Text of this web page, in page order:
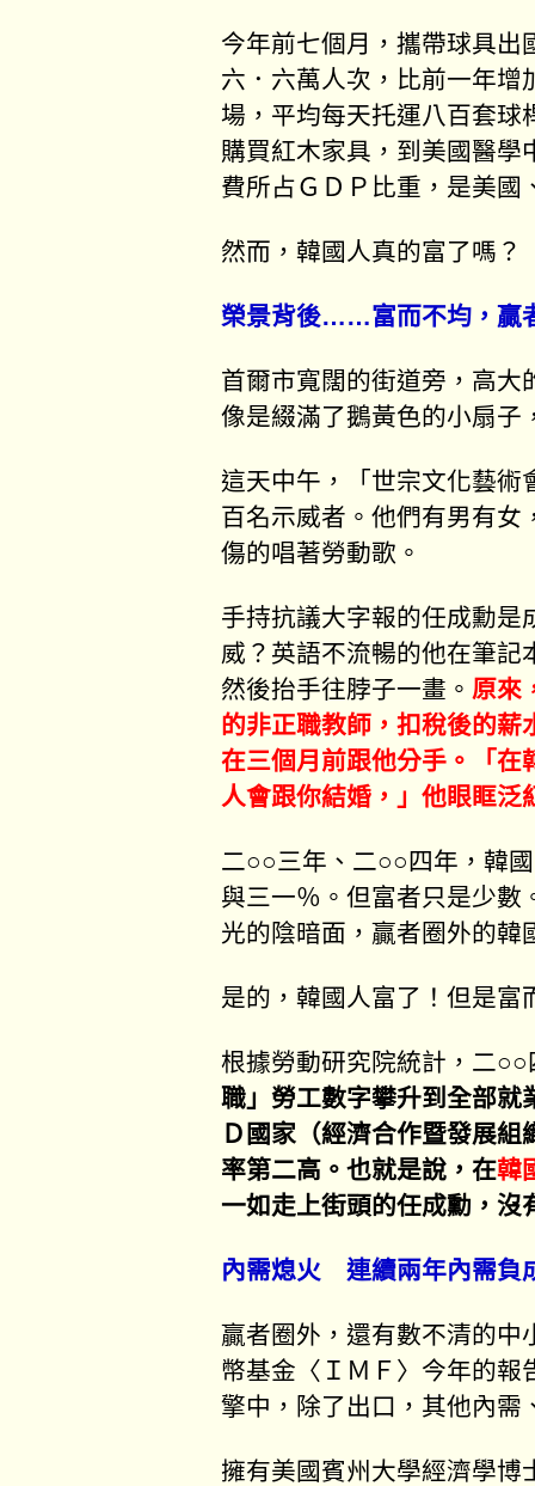
今年前七個月，攜帶球具出
六．六萬人次，比前一年增
場，平均每天托運八百套球
購買紅木家具，到美國醫學
費所占ＧＤＰ比重，是美國
然而，韓國人真的富了嗎？
榮景背後……富而不均，贏
首爾市寬闊的街道旁，高大
像是綴滿了鵝黃色的小扇子
這天中午，「世宗文化藝術
百名示威者。他們有男有女
傷的唱著勞動歌。
手持抗議大字報的任成勳是
威？英語不流暢的他在筆
然後抬手往脖子一畫。 原來
的非正職教師，扣稅後的薪
在三個月前跟他分手。「在
人會跟你結婚，」他眼眶泛
二○○三年、二○○四年，韓
與三一％。但富者只是少數
光的陰暗面，贏者圈外的韓
是的，韓國人富了！但是富
根據勞動研究院統計，二○○
職」勞工數字攀升到全部就
Ｄ國家（經濟合作暨發展
率第二高。也就是說，在韓
一如走上街頭的任成勳，沒
內需熄火 連續兩年內需負
贏者圈外，還有數不清的中
幣基金〈ＩＭＦ〉今年的報
擎中，除了出口，其他內需
擁有美國賓州大學經濟學博